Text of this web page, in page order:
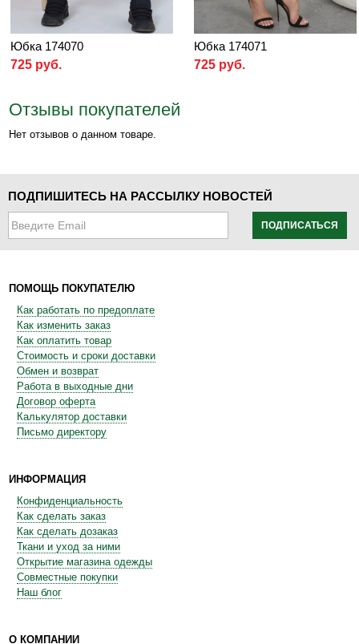
Юбка 174070
725 руб.
Юбка 174071
725 руб.
Отзывы покупателей
Нет отзывов о данном товаре.
ПОДПИШИТЕСЬ НА РАССЫЛКУ НОВОСТЕЙ
ПОДПИСАТЬСЯ
ПОМОЩЬ ПОКУПАТЕЛЮ
Как работать по предоплате
Как изменить заказ
Как оплатить товар
Стоимость и сроки доставки
Обмен и возврат
Работа в выходные дни
Договор оферта
Калькулятор доставки
Письмо директору
ИНФОРМАЦИЯ
Конфиденциальность
Как сделать заказ
Как сделать дозаказ
Ткани и уход за ними
Открытие магазина одежды
Совместные покупки
Наш блог
О КОМПАНИИ